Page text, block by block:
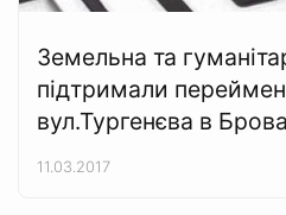
Земельна та
підтримали
вул.Тургенєва в
11.03.2017